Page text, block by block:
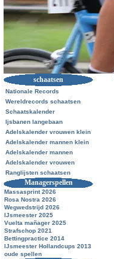
schaatsen
Nationale Records
Wereldrecords schaatsen
Schaatskalender
Ijsbanen langebaan
Adelskalender vrouwen klein
Adelskalender mannen klein
Adelskalender mannen
Adelskalender vrouwen
Ranglijsten schaatsen
Managerspellen
Massasprint 2026
Rosa Nostra 2026
Wegwedstrijd 2026
IJsmeester 2025
Vuelta mañager 2025
Strafschop 2021
Bettingpractice 2014
IJsmeester Hollandcups 2013
oude spellen